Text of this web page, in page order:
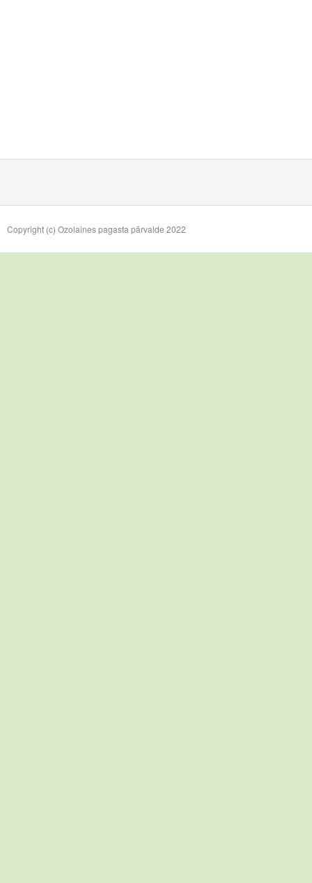
Copyright (c) Ozolaines pagasta pārvalde 2022